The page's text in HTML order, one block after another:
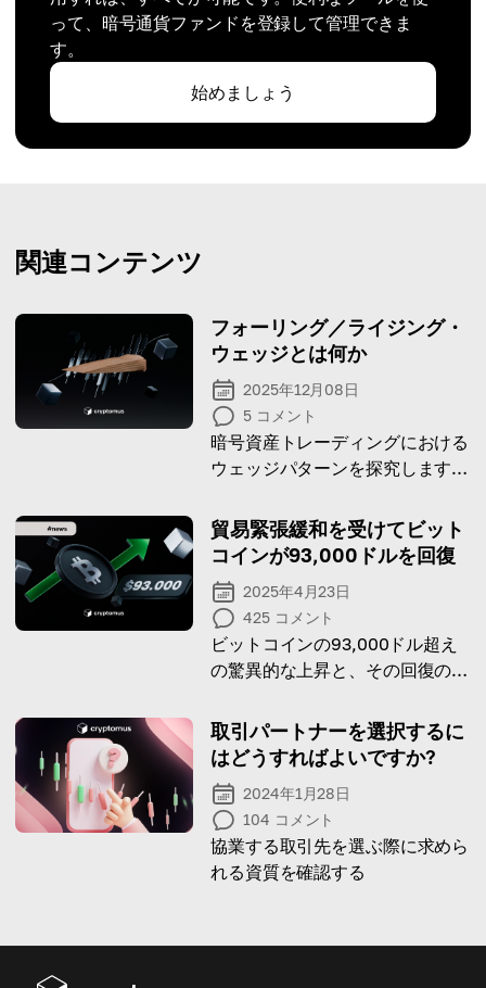
って、暗号通貨ファンドを登録して管理できま
す。
始めましょう
関連コンテンツ
フォーリング／ライジング・
ウェッジとは何か
2025年12月08日
5 コメント
暗号資産トレーディングにおける
ウェッジパターンを探究します：
か、そして実戦でどう使うか。
貿易緊張緩和を受けてビット
コインが93,000ドルを回復
2025年4月23日
425 コメント
ビットコインの93,000ドル超え
の驚異的な上昇と、その回復の背
取引パートナーを選択するに
はどうすればよいですか?
2024年1月28日
104 コメント
協業する取引先を選ぶ際に求めら
れる資質を確認する